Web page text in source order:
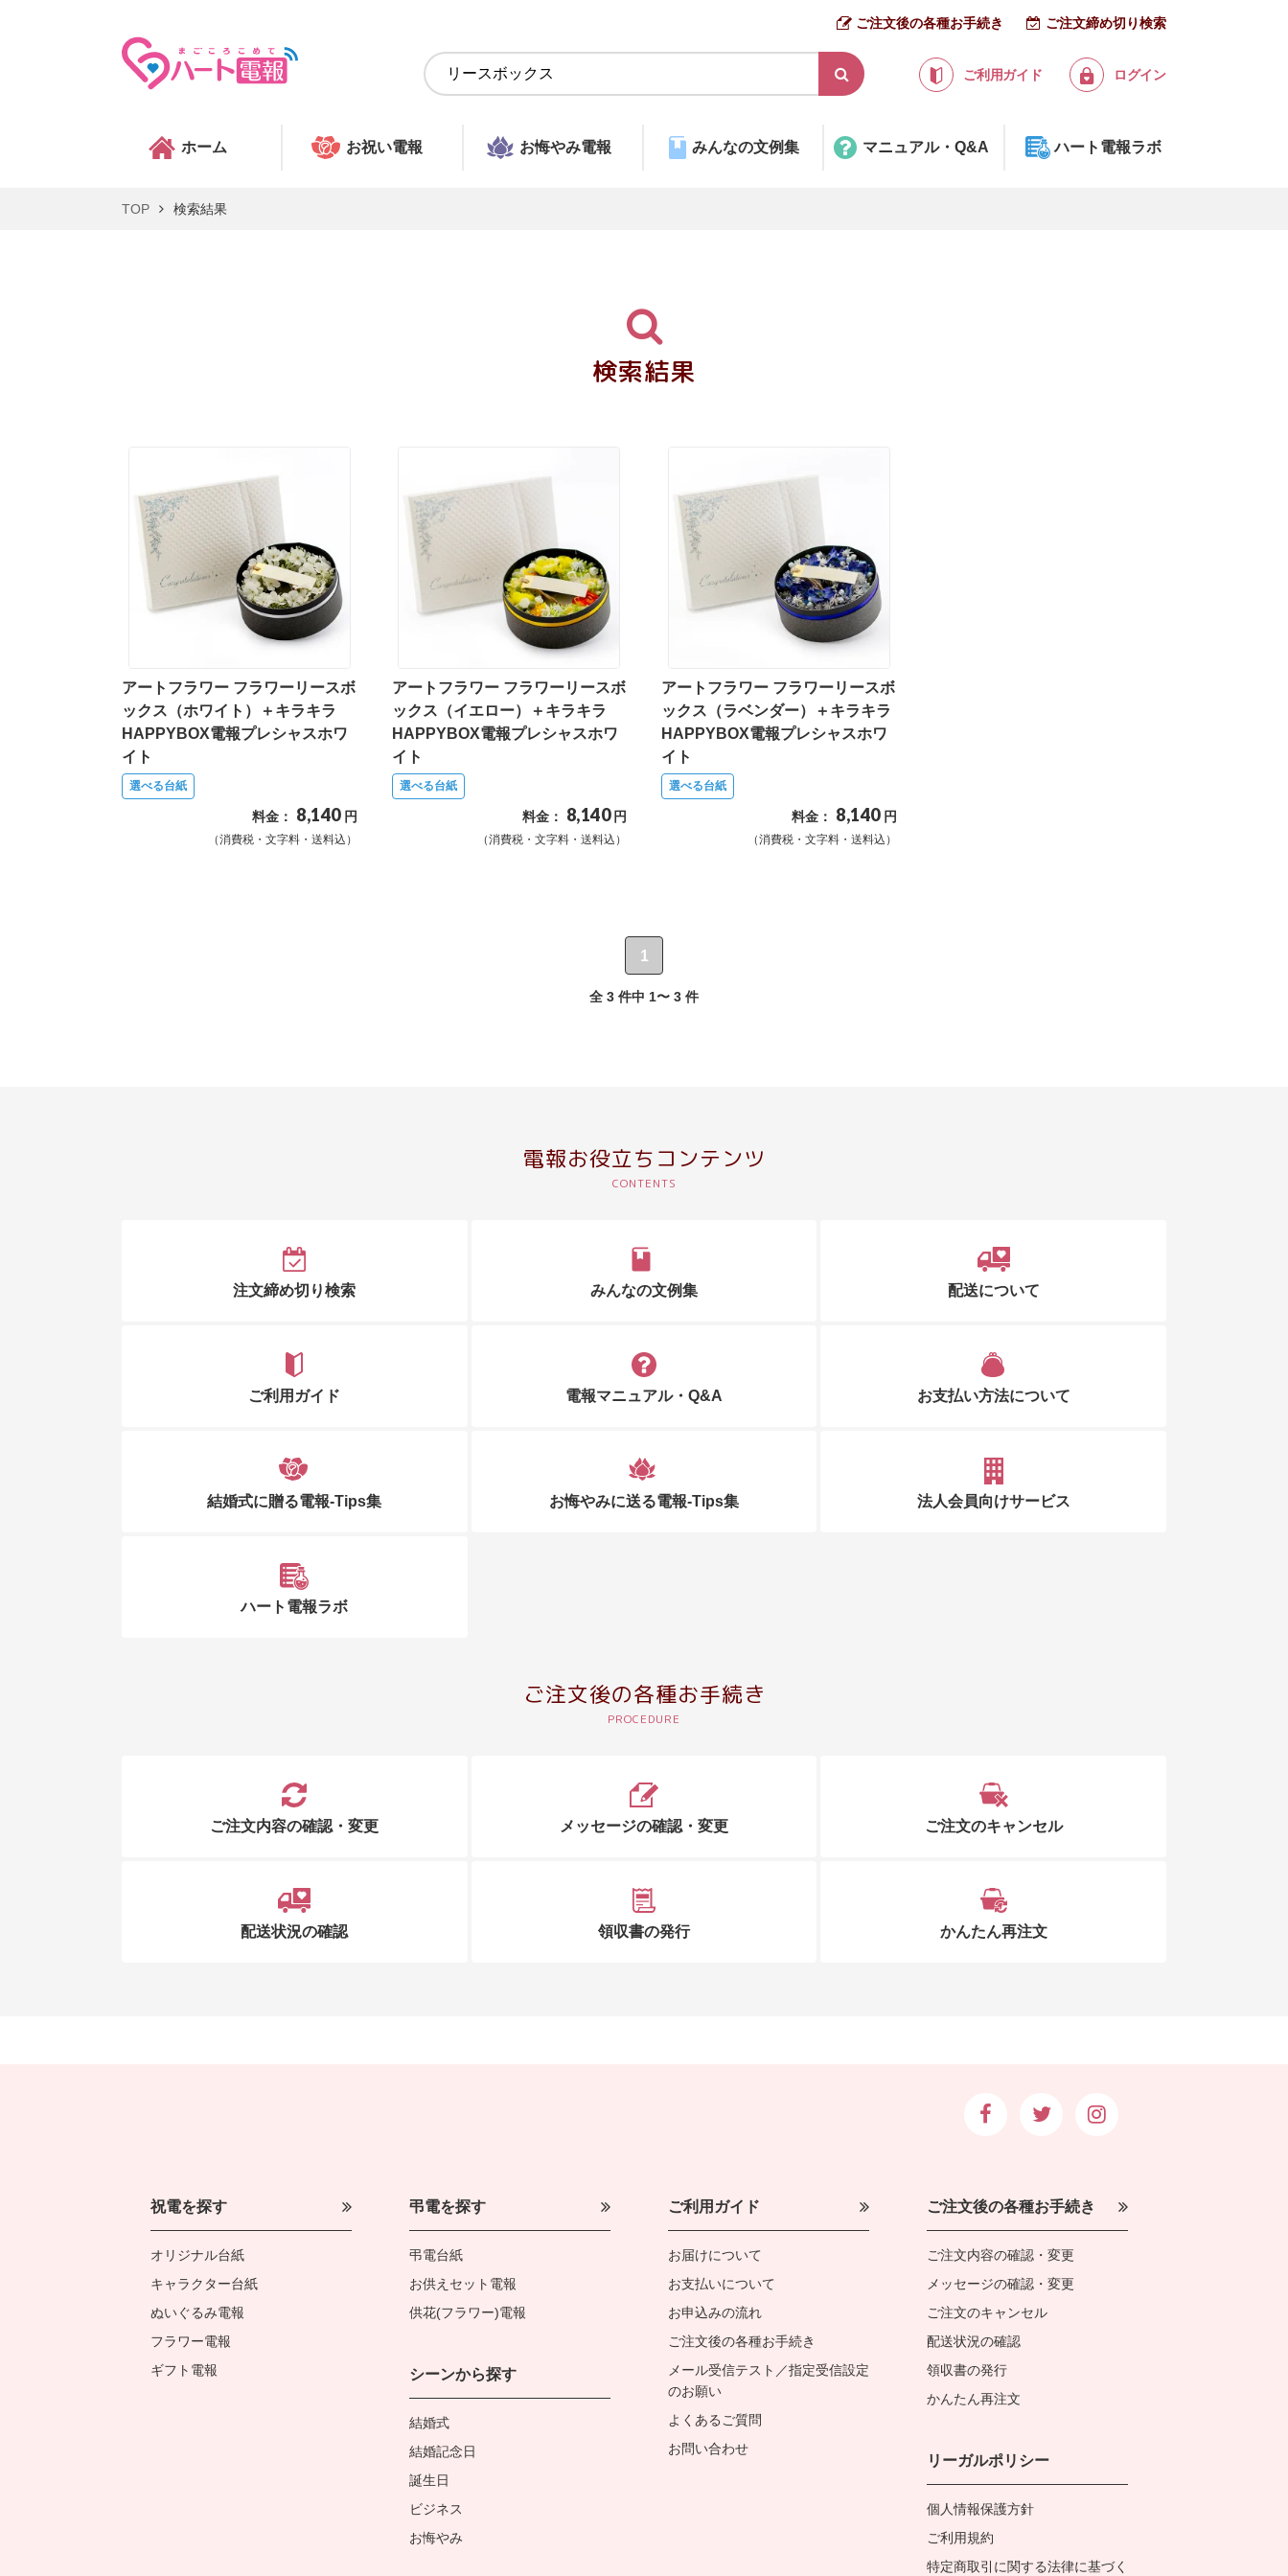
ご注文後の各種お手続き ご注文締め切り検索
ご利用ガイド ログイン
ホーム お祝い電報 お悔やみ電報 みんなの文例集 マニュアル・Q&A ハート電報ラボ
TOP 検索結果
検索結果
アートフラワー フラワーリースボ
ックス（ホワイト）＋キラキラ
HAPPYBOX電報プレシャスホワ
イト
選べる台紙
料金： 8,140 円
（消費税・文字料・送料込）
アートフラワー フラワーリースボ
ックス（イエロー）＋キラキラ
HAPPYBOX電報プレシャスホワ
イト
選べる台紙
料金： 8,140 円
（消費税・文字料・送料込）
アートフラワー フラワーリースボ
ックス（ラベンダー）＋キラキラ
HAPPYBOX電報プレシャスホワ
イト
選べる台紙
料金： 8,140 円
（消費税・文字料・送料込）
1
全 3 件中 1〜 3 件
電報お役立ちコンテンツ
注文締め切り検索 みんなの文例集 配送について
ご利用ガイド 電報マニュアル・Q&A お支払い方法について
結婚式に贈る電報-Tips集 お悔やみに送る電報-Tips集 法人会員向けサービス
ハート電報ラボ
ご注文後の各種お手続き
ご注文内容の確認・変更 メッセージの確認・変更 ご注文のキャンセル
配送状況の確認 領収書の発行 かんたん再注文
祝電を探す
オリジナル台紙
キャラクター台紙
ぬいぐるみ電報
フラワー電報
ギフト電報
弔電を探す
弔電台紙
お供えセット電報
供花(フラワー)電報
シーンから探す
結婚式
結婚記念日
誕生日
ビジネス
お悔やみ
ご利用ガイド
お届けについて
お支払いについて
お申込みの流れ
ご注文後の各種お手続き
メール受信テスト／指定受信設定
のお願い
よくあるご質問
お問い合わせ
ご注文後の各種お手続き
ご注文内容の確認・変更
メッセージの確認・変更
ご注文のキャンセル
配送状況の確認
領収書の発行
かんたん再注文
リーガルポリシー
個人情報保護方針
ご利用規約
特定商取引に関する法律に基づく